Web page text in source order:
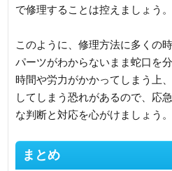
で修理することは控えましょう。
このように、修理方法に多くの
パーツがわからないまま蛇口を
時間や労力がかかってしまう上
してしまう恐れがあるので、応
な判断と対応を心がけましょう。
まとめ